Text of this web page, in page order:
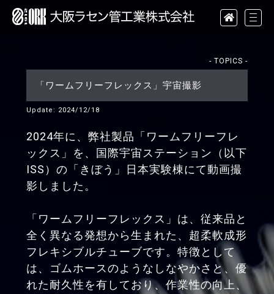
- TOPICS -
「ワームフリーフレックス」宇宙撮影
Update: 2024/12/18
2024年に、弊社製品「ワームフリーフレ
ックス」を、国際宇宙ステーション（以下
ISS）の「きぼう」日本実験棟にて動画撮
影しました。
「ワームフリーフレックス」は、従来品と
全く異なる発想から生まれた、超柔軟成形
フレキシブルチューブです。特徴として
は、ゴムホースのようなしなやかさと、優
れた耐久性を有しており、作業性の向上、